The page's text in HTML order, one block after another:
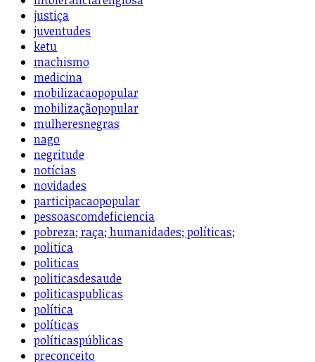
justiça
juventudes
ketu
machismo
medicina
mobilizacaopopular
mobilizaçãopopular
mulheresnegras
nago
negritude
notícias
novidades
participacaopopular
pessoascomdeficiencia
pobreza; raça; humanidades; políticas;
politica
politicas
politicasdesaude
politicaspublicas
política
políticas
políticaspúblicas
preconceito